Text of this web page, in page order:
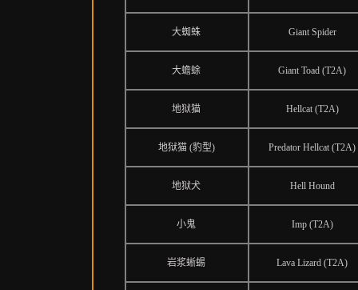
大蜘蛛 Giant Spider
大蟾蜍 Giant Toad (T2A)
地狱猫 Hellcat (T2A)
地狱猫 (豹型) Predator Hellcat (T2A)
地狱犬 Hell Hound
小鬼 Imp (T2A)
岩浆蜥蜴 Lava Lizard (T2A)